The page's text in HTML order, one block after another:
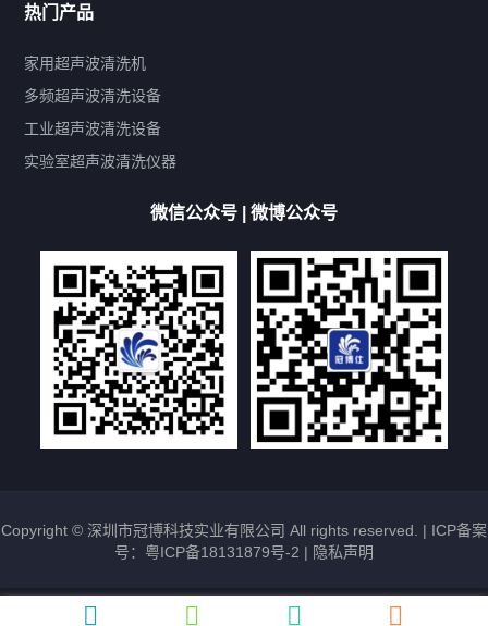
产品标签
鼓泡 升降 抛动
带加热
功率可调
双波脱气
机械旋钮系列
厨具清洗机
超声波振板
高尔夫球杆清洗机
大型单槽带过滤系列
全自动/半自动系列
客户定制非标机参考
双槽三槽四槽五槽多槽系列
轮胎清洗机
多频 扫频
文章标签
超声波清洗机定制
超声波清洗机除油污
超声波清洗机除锈
超声波清洗机洗眼镜
热门产品
家用超声波清洗机
多频超声波清洗设备
工业超声波清洗设备
实验室超声波清洗仪器
微信公众号 | 微博公众号
Copyright © 深圳市冠博科技实业有限公司 All rights reserved. | ICP备案
号：粤ICP备18131879号-2 | 隐私声明